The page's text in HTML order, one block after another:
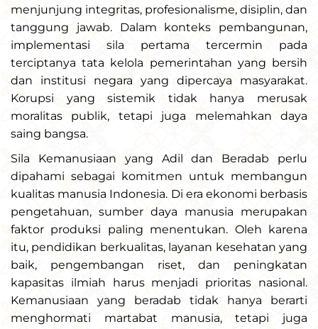
menjunjung integritas, profesionalisme, disiplin, dan
tanggung jawab. Dalam konteks pembangunan,
implementasi sila pertama tercermin pada
terciptanya tata kelola pemerintahan yang bersih
dan institusi negara yang dipercaya masyarakat.
Korupsi yang sistemik tidak hanya merusak
moralitas publik, tetapi juga melemahkan daya
saing bangsa.
Sila Kemanusiaan yang Adil dan Beradab perlu
dipahami sebagai komitmen untuk membangun
kualitas manusia Indonesia. Di era ekonomi berbasis
pengetahuan, sumber daya manusia merupakan
faktor produksi paling menentukan. Oleh karena
itu, pendidikan berkualitas, layanan kesehatan yang
baik, pengembangan riset, dan peningkatan
kapasitas ilmiah harus menjadi prioritas nasional.
Kemanusiaan yang beradab tidak hanya berarti
menghormati martabat manusia, tetapi juga